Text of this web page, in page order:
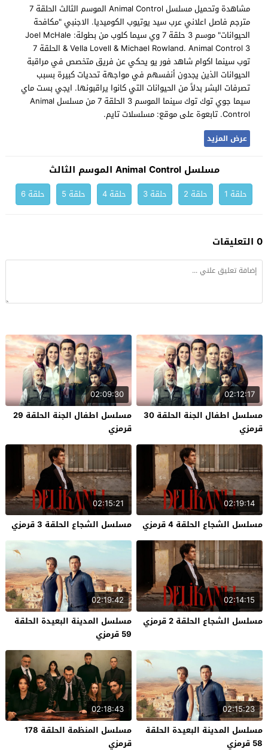
مشاهدة وتحميل مسلسل Animal Control الموسم الثالث الحلقة 7
مترجم فاصل اعلاني عرب سيد يوتيوب الكوميديا. الاجنبي "مكافحة
الحيوانات" موسم 3 حلقة 7 وي سيما كلوب من بطولة: Joel McHale
& Vella Lovell & Michael Rowland. Animal Control 3 الحلقة 7
توب سينما اكوام شاهد فور يو يحكي عن فريق متخصص في مراقبة
الحيوانات الذين يجدون أنفسهم في مواجهة تحديات كبيرة بسبب
تصرفات البشر بدلاً من الحيوانات التي كانوا يراقبونها. ايجي بست ماي
سيما جوي توك توك سينما الموسم 3 الحلقة 7 من مسلسل Animal
Control. تابعوة على موقع: مسلسلات تايم.
عرض المزيد
مسلسل Animal Control الموسم الثالث
حلقة 1 حلقة 2 حلقة 3 حلقة 4 حلقة 5 حلقة 6
0 التعليقات
02:12:17
مسلسل اطفال الجنة الحلقة 30
قرمزي
02:09:30
مسلسل اطفال الجنة الحلقة 29
قرمزي
02:19:14
مسلسل الشجاع الحلقة 4 قرمزي
02:15:21
مسلسل الشجاع الحلقة 3 قرمزي
02:14:15
مسلسل الشجاع الحلقة 2 قرمزي
02:19:42
مسلسل المدينة البعيدة الحلقة
59 قرمزي
02:15:23
مسلسل المدينة البعيدة الحلقة
58 قرمزي
02:18:43
مسلسل المنظمة الحلقة 178
قرمزي